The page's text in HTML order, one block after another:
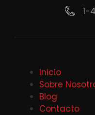
1-
Inicio
Sobre
Blog
Contacto